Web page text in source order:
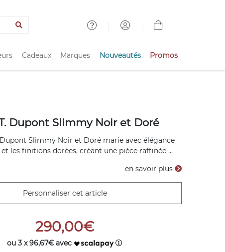
Cadeaux Marques Nouveautés Promos
Dupont Slimmy Noir et Doré
Dupont Slimmy Noir et Doré marie avec élégance
les finitions dorées, créant une pièce raffinée ...
en savoir plus
Personnaliser cet article
290,00€
ou 3 x 96,67€ avec